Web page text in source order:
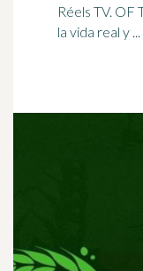
Réels TV. OF TV se presenta como “el canal de
la vida real y ...